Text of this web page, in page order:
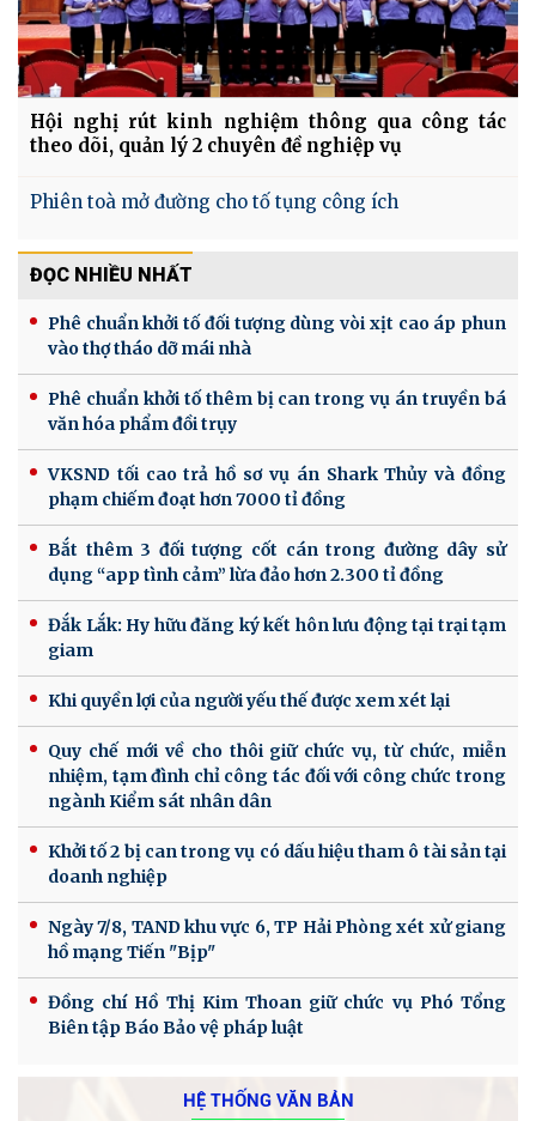
Hội nghị rút kinh nghiệm thông qua công tác
theo dõi, quản lý 2 chuyên đề nghiệp vụ
Phiên toà mở đường cho tố tụng công ích
ĐỌC NHIỀU NHẤT
Phê chuẩn khởi tố đối tượng dùng vòi xịt cao áp phun
vào thợ tháo dỡ mái nhà
Phê chuẩn khởi tố thêm bị can trong vụ án truyền bá
văn hóa phẩm đồi trụy
VKSND tối cao trả hồ sơ vụ án Shark Thủy và đồng
phạm chiếm đoạt hơn 7000 tỉ đồng
Bắt thêm 3 đối tượng cốt cán trong đường dây sử
dụng “app tình cảm” lừa đảo hơn 2.300 tỉ đồng
Đắk Lắk: Hy hữu đăng ký kết hôn lưu động tại trại tạm
giam
Khi quyền lợi của người yếu thế được xem xét lại
Quy chế mới về cho thôi giữ chức vụ, từ chức, miễn
nhiệm, tạm đình chỉ công tác đối với công chức trong
ngành Kiểm sát nhân dân
Khởi tố 2 bị can trong vụ có dấu hiệu tham ô tài sản tại
doanh nghiệp
Ngày 7/8, TAND khu vực 6, TP Hải Phòng xét xử giang
hồ mạng Tiến "Bịp"
Đồng chí Hồ Thị Kim Thoan giữ chức vụ Phó Tổng
Biên tập Báo Bảo vệ pháp luật
HỆ THỐNG VĂN BẢN